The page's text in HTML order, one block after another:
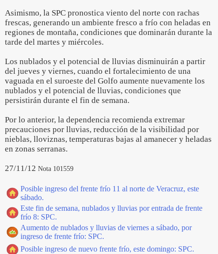
Asimismo, la SPC pronostica viento del norte con rachas
frescas, generando un ambiente fresco a frío con heladas en
regiones de montaña, condiciones que dominarán durante la
tarde del martes y miércoles.
Los nublados y el potencial de lluvias disminuirán a partir
del jueves y viernes, cuando el fortalecimiento de una
vaguada en el suroeste del Golfo aumente nuevamente los
nublados y el potencial de lluvias, condiciones que
persistirán durante el fin de semana.
Por lo anterior, la dependencia recomienda extremar
precauciones por lluvias, reducción de la visibilidad por
nieblas, lloviznas, temperaturas bajas al amanecer y heladas
en zonas serranas.
27/11/12 Nota 101559
Posible ingreso del frente frío 11 al norte de Veracruz, este
sábado.
Este fin de semana, nublados y lluvias por entrada de frente
frío 8: SPC.
Aumento de nublados y lluvias de viernes a sábado, por
ingreso de frente frío: SPC.
Posible ingreso de nuevo frente frío, este domingo: SPC.